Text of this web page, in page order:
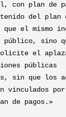
con plan de
del plan
que el mismo
sino
el
públicas
sin que los
vinculados
de pagos.»